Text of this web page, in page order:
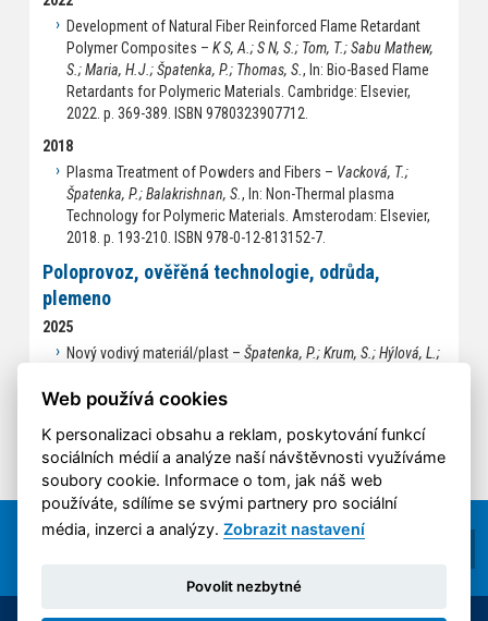
Development of Natural Fiber Reinforced Flame Retardant
Polymer Composites – K S, A.; S N, S.; Tom, T.; Sabu Mathew,
S.; Maria, H.J.; Špatenka, P.; Thomas, S., In: Bio-Based Flame
Retardants for Polymeric Materials. Cambridge: Elsevier,
2022. p. 369-389. ISBN 9780323907712.
2018
Plasma Treatment of Powders and Fibers – Vacková, T.;
Špatenka, P.; Balakrishnan, S., In: Non-Thermal plasma
Technology for Polymeric Materials. Amsterodam: Elsevier,
2018. p. 193-210. ISBN 978-0-12-813152-7.
Poloprovoz, ověřěná technologie, odrůda,
plemeno
2025
Nový vodivý materiál/plast – Špatenka, P.; Krum, S.; Hýlová, L.;
Web používá cookies
K personalizaci obsahu a reklam, poskytování funkcí
sociálních médií a analýze naší návštěvnosti využíváme
soubory cookie. Informace o tom, jak náš web
používáte, sdílíme se svými partnery pro sociální
média, inzerci a analýzy.Zobrazit nastavení
Povolit nezbytné